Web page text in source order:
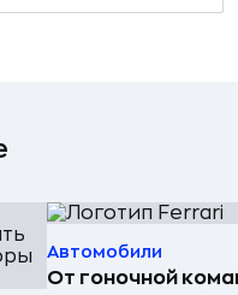
Автомобили
От гоночной